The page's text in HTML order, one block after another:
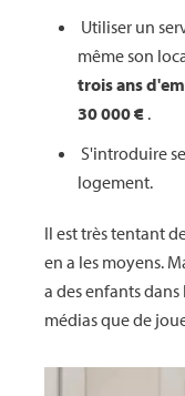
Utiliser un
même son
trois ans
30 000 € .
S'introduire
logement.
Il est très tentant
en a les moyens.
a des enfants
médias que de